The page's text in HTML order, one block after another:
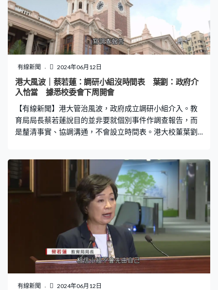
火上加油。
有線新聞 2024年06月12日
港大風波｜蔡若蓮：調研小組沒時間表 葉劉：政府介
入恰當 據悉校委會下周開會
【有線新聞】港大管治風波，政府成立調研小組介入。教
育局局長蔡若蓮說目的並非要就個別事件作調查報告，而
是釐清事實、協調溝通，不會設立時間表。港大校董葉劉
組成，未有包括港大校委會主席王沛詩或校長張翔。教育
局局長蔡若蓮說小組的目標是釐清事實、協調溝通，並就
大學管治提供建議，不存在就特定事件寫調查報告。「就
着時間表，我相信小組不會先由自己去假設何時，最重要
是配合學校實際運作需要，例如即將暑假要開學，院校運
作暢順，是我們小組非常希望能夠在溝通與協調底下，確
保這一時間點能暢順。小組會因應釐清事實，以及促進溝
通、協調，通過書面了解情況或約見相關人士。」 身兼港
大校董會委員的立法會議員葉劉淑儀說，大學運作牽涉不
少政府撥款，要符合社會利益，由政府介入事件非常合
適。「各位也知道政府最初希望調解，但調解不成功，因
有線新聞 2024年06月12日